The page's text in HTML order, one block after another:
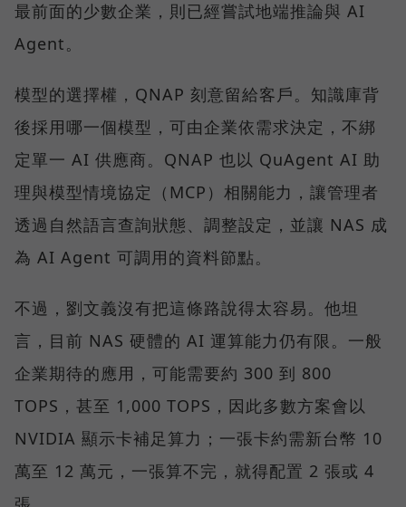
最前面的少數企業，則已經嘗試地端推論與 AI
Agent。
模型的選擇權，QNAP 刻意留給客戶。知識庫背
後採用哪一個模型，可由企業依需求決定，不綁
定單一 AI 供應商。QNAP 也以 QuAgent AI 助
理與模型情境協定（MCP）相關能力，讓管理者
透過自然語言查詢狀態、調整設定，並讓 NAS 成
為 AI Agent 可調用的資料節點。
不過，劉文義沒有把這條路說得太容易。他坦
言，目前 NAS 硬體的 AI 運算能力仍有限。一般
企業期待的應用，可能需要約 300 到 800
TOPS，甚至 1,000 TOPS，因此多數方案會以
NVIDIA 顯示卡補足算力；一張卡約需新台幣 10
萬至 12 萬元，一張算不完，就得配置 2 張或 4